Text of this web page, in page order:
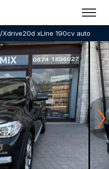
/Xdrive20d xLine 190cv auto